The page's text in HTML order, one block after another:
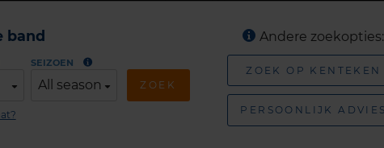
band
SEIZOEN
All season ZOEK
Andere zoekopties:
ZOEK OP KENTEKEN
PERSOONLIJK ADVIES